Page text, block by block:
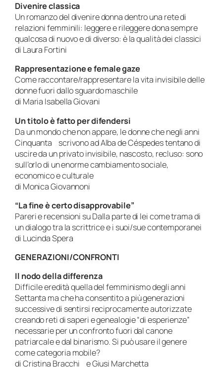
Divenire classica
Un romanzo del divenire donna dentro una rete di
relazioni femminili: leggere e rileggere dona sempre
qualcosa di nuovo e di diverso: è la qualità dei classici
di Laura Fortini
Rappresentazione efemale gaze
Come raccontare/rappresentare la vita invisibile delle
donne fuori dallo sguardo maschile
di Maria Isabella Giovani
Un titolo è fatto per difendersi
Da un mondo che non appare, le donne che negli anni
Cinquanta scrivono ad Alba de Céspedes tentano di
uscire da un privato invisibile, nascosto, recluso: sono
sull’orlo di un enorme cambiamento sociale,
economico e culturale
di Monica Giovannoni
“La fine è certo disapprovabile”
Pareri e recensioni suDalla parte di leicome trama di
un dialogo tra la scrittrice e i suoi/sue contemporanei
di Lucinda Spera
GENERAZIONI/CONFRONTI
Il nodo della differenza
Difficile eredità quella del femminismo degli anni
Settanta ma che ha consentito a più generazioni
successive di sentirsi reciprocamente autorizzate
creando reti di saperi e genealogie “di esperienze”
necessarie per un confronto fuori dal canone
patriarcale e dal binarismo. Si può usare il genere
come categoria mobile?
di Cristina Bracchi e Giusi Marchetta